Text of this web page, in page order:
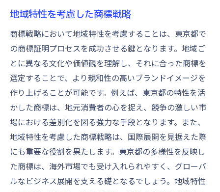
地域特性を考慮した商標戦略
商標戦略において地域特性を考慮することは、東京都で
の商標証明プロセスを成功させる鍵となります。地域ご
とに異なる文化や価値観を理解し、それに合った商標を
選定することで、より親和性の高いブランドイメージを
作り上げることが可能です。例えば、東京都の特性を活
かした商標は、地元消費者の心を捉え、競争の激しい市
場における差別化を図る強力な手段となります。また、
地域特性を考慮した商標戦略は、国際展開を見据えた際
にも重要な役割を果たします。東京都の多様性を反映し
た商標は、海外市場でも受け入れられやすく、グローバ
ルなビジネス展開を支える礎となるでしょう。地域特性